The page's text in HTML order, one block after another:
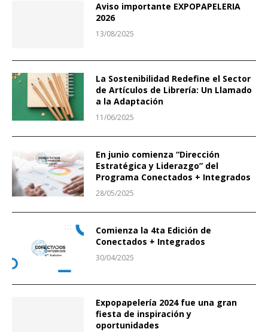
Aviso importante EXPOPAPELERIA
2026
13/08/2025
La Sostenibilidad Redefine el Sector
de Artículos de Librería: Un Llamado
a la Adaptación
11/06/2025
En junio comienza “Dirección
Estratégica y Liderazgo” del
Programa Conectados + Integrados
28/05/2025
Comienza la 4ta Edición de
Conectados + Integrados
30/04/2025
Expopapelería 2024 fue una gran
fiesta de inspiración y
oportunidades